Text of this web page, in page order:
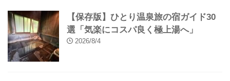
【保存版】ひとり温泉旅の宿ガイド30
選「気楽にコスパ良く極上湯へ」
2026/8/4